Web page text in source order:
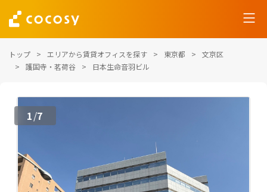
トップ エリアから賃貸オフィスを探す 東京都
文京区
護国寺・茗荷谷
日本生命音羽ビル
1/7